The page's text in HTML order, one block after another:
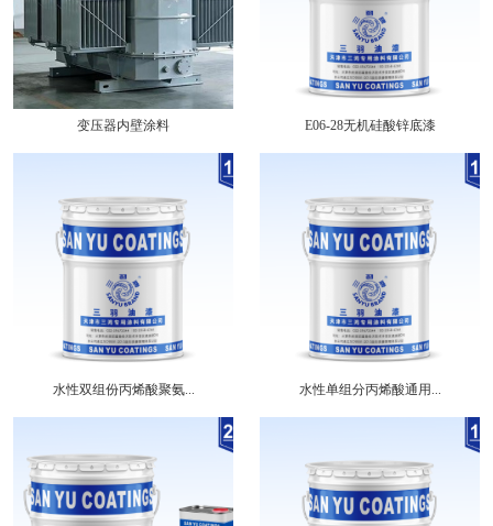
变压器内壁涂料 E06-28无机硅酸锌底漆
水性双组份丙烯酸聚氨... 水性单组分丙烯酸通用...